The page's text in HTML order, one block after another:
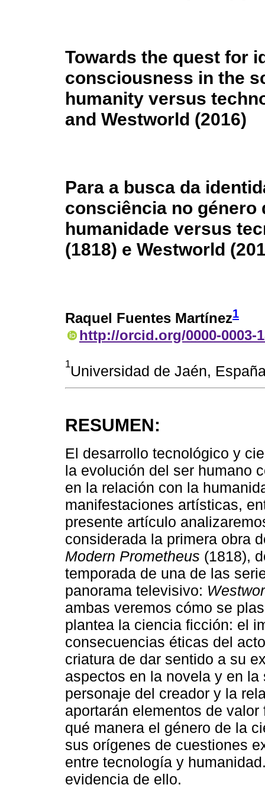
Towards the quest for
consciousness in the
humanity versus
and Westworld (2016)
Para a busca da
consciência no
humanidade versus
(1818) e Westworld
Raquel Fuentes Martínez1
http://orcid.org/0000-0003-
1Universidad de Jaén,
RESUMEN:
El desarrollo tecnológico y
la evolución del ser humano
en la relación con la
manifestaciones artísticas,
presente artículo
considerada la primera obra
Modern Prometheus (1818),
temporada de una de las
panorama televisivo:
ambas veremos cómo se
plantea la ciencia ficción: el
consecuencias éticas del
criatura de dar sentido a su
aspectos en la novela y en
personaje del creador y la
aportarán elementos de
qué manera el género de la
sus orígenes de cuestiones
entre tecnología y
evidencia de ello.